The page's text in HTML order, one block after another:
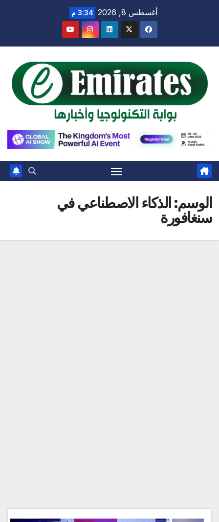
أغسطس 8, 2026 3:34 م
الوسم: الذكاء الاصطناعي في
سنغافورة